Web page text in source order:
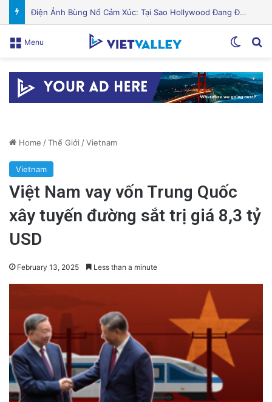
Puerto Rico Bắt Đầu Cắt Giảm Nước Giữa Cuộc Khủng Hoảng Hạn Hán: “Thật Khắc Nghiệt”
Menu
Home /Thế Giới /Vietnam
Vietnam
Việt Nam vay vốn Trung Quốc
xây tuyến đường sắt trị giá 8,3 tỷ
USD
February 13, 2025 Less than a minute